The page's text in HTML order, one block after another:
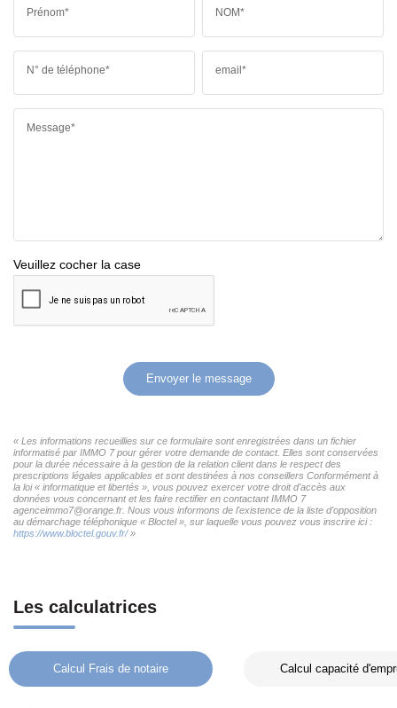
Prénom* NOM*
N° de téléphone* email*
Message*
Veuillez cocher la case
Envoyer le message
« Les informations recueillies sur ce formulaire sont enregistrées dans un fichier
informatisé par IMMO 7 pour gérer votre demande de contact. Elles sont conservées
pour la durée nécessaire à la gestion de la relation client dans le respect des
prescriptions légales applicables et sont destinées à nos conseillers Conformément à
la loi « informatique et libertés », vous pouvez exercer votre droit d'accès aux
données vous concernant et les faire rectifier en contactant IMMO 7
agenceimmo7@orange.fr. Nous vous informons de l'existence de la liste d'opposition
au démarchage téléphonique « Bloctel », sur laquelle vous pouvez vous inscrire ici :
https://www.bloctel.gouv.fr/»
Les calculatrices
Calcul Frais de notaire Calcul capacité